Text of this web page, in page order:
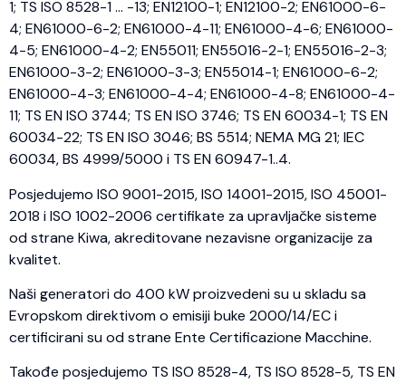
1; TS ISO 8528-1 … -13; EN12100-1; EN12100-2; EN61000-6-
4; EN61000-6-2; EN61000-4-11; EN61000-4-6; EN61000-
4-5; EN61000-4-2; EN55011; EN55016-2-1; EN55016-2-3;
EN61000-3-2; EN61000-3-3; EN55014-1; EN61000-6-2;
EN61000-4-3; EN61000-4-4; EN61000-4-8; EN61000-4-
11; TS EN ISO 3744; TS EN ISO 3746; TS EN 60034-1; TS EN
60034-22; TS EN ISO 3046; BS 5514; NEMA MG 21; IEC
60034, BS 4999/5000 i TS EN 60947-1..4.
Posjedujemo ISO 9001-2015, ISO 14001-2015, ISO 45001-
2018 i ISO 1002-2006 certifikate za upravljačke sisteme
od strane Kiwa, akreditovane nezavisne organizacije za
kvalitet.
Naši generatori do 400 kW proizvedeni su u skladu sa
Evropskom direktivom o emisiji buke 2000/14/EC i
certificirani su od strane Ente Certificazione Macchine.
Takođe posjedujemo TS ISO 8528-4, TS ISO 8528-5, TS EN